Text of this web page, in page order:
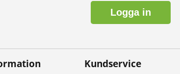
Logga in
Kundservice